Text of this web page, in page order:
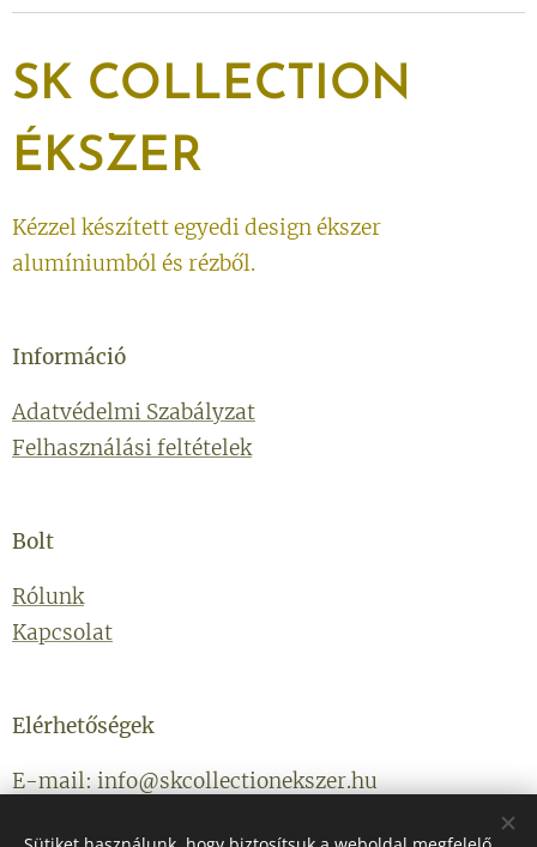
SK COLLECTION
ÉKSZER
Kézzel készített egyedi design ékszer
alumíniumból és rézből.
Információ
Adatvédelmi Szabályzat
Felhasználási feltételek
Bolt
Rólunk
Kapcsolat
Elérhetőségek
E-mail: info@skcollectionekszer.hu